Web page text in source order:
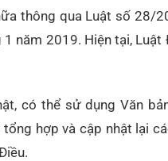
thông qua Luật số 28/
năm 2019. Hiện tại,
có thể sử dụng Văn
hợp và cập nhật lại